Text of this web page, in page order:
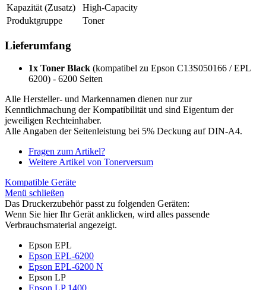
Kapazität (Zusatz)
High-Capacity
Produktgruppe
Toner
Lieferumfang
1x Toner Black (kompatibel zu Epson C13S050166 / EPL
6200) - 6200 Seiten
Alle Hersteller- und Markennamen dienen nur zur
Kenntlichmachung der Kompatibilität und sind Eigentum der
jeweiligen Rechteinhaber.
Alle Angaben der Seitenleistung bei 5% Deckung auf DIN-A4.
Fragen zum Artikel?
Weitere Artikel von Tonerversum
Kompatible Geräte
Menü schließen
Das Druckerzubehör passt zu folgenden Geräten:
Wenn Sie hier Ihr Gerät anklicken, wird alles passende
Verbrauchsmaterial angezeigt.
Epson EPL
Epson EPL-6200
Epson EPL-6200 N
Epson LP